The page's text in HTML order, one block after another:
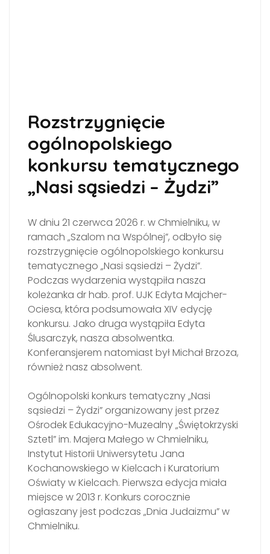
Rozstrzygnięcie
ogólnopolskiego
konkursu tematycznego
„Nasi sąsiedzi – Żydzi”
W dniu 21 czerwca 2026 r. w Chmielniku, w
ramach „Szalom na Wspólnej”, odbyło się
rozstrzygnięcie ogólnopolskiego konkursu
tematycznego „Nasi sąsiedzi – Żydzi”.
Podczas wydarzenia wystąpiła nasza
koleżanka dr hab. prof. UJK Edyta Majcher-
Ociesa, która podsumowała XIV edycję
konkursu. Jako druga wystąpiła Edyta
Ślusarczyk, nasza absolwentka.
Konferansjerem natomiast był Michał Brzoza,
również nasz absolwent.
Ogólnopolski konkurs tematyczny „Nasi
sąsiedzi – Żydzi” organizowany jest przez
Ośrodek Edukacyjno-Muzealny „Świętokrzyski
Sztetl” im. Majera Małego w Chmielniku,
Instytut Historii Uniwersytetu Jana
Kochanowskiego w Kielcach i Kuratorium
Oświaty w Kielcach. Pierwsza edycja miała
miejsce w 2013 r. Konkurs corocznie
ogłaszany jest podczas „Dnia Judaizmu” w
Chmielniku.